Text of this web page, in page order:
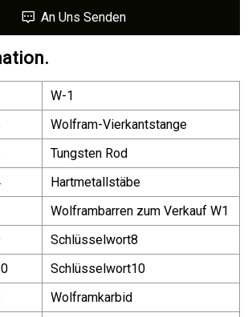
An Uns Senden
W-1
Wolfram-Vierkantstange
Tungsten Rod
Hartmetallstäbe
Wolframbarren zum Verkauf W1
Schlüsselwort8
Schlüsselwort10
Wolframkarbid